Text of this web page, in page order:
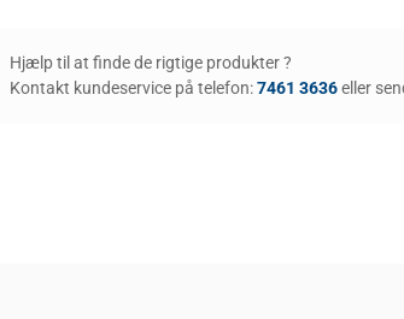
Hjælp til at finde de rigtige produkter ?
Kontakt kundeservice på telefon:7461 3636eller